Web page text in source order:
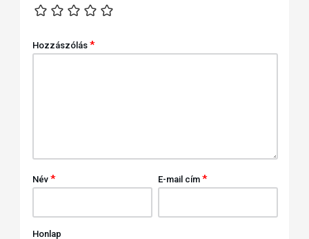
Hozzászólás *
Név * E-mail cím*
Honlap